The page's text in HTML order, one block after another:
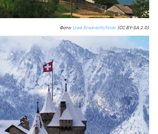
Фото: Uwe Brodrecht/flickr (CC BY-SA 2.0)